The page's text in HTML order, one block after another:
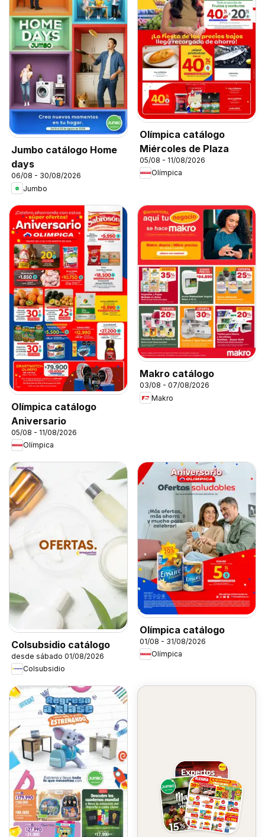
Jumbo catálogo Home
days
06/08 - 30/08/2026
Jumbo
Olímpica catálogo
Miércoles de Plaza
05/08 - 11/08/2026
Olímpica
Olímpica catálogo
Aniversario
05/08 - 11/08/2026
Olímpica
Makro catálogo
03/08 - 07/08/2026
Makro
Colsubsidio catálogo
desde sábado 01/08/2026
Colsubsidio
Olímpica catálogo
01/08 - 31/08/2026
Olímpica